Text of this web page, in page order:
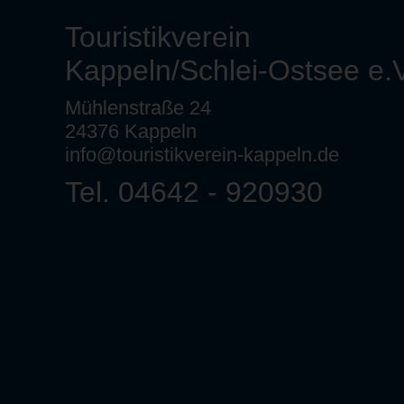
Touristikverein
Kappeln/Schlei-Ostsee
Mühlenstraße 24
24376 Kappeln
info@touristikverein-kappeln.de
Tel. 04642 - 920930